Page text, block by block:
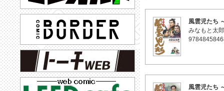
風雲児たち
みなもと太郎
風雲児たち